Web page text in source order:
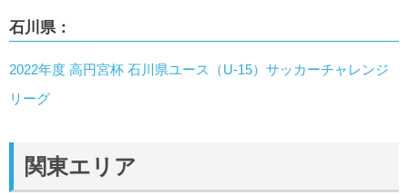
石川県：
2022年度 高円宮杯 石川県ユース（U-15）サッカーチャレンジ
リーグ
関東エリア